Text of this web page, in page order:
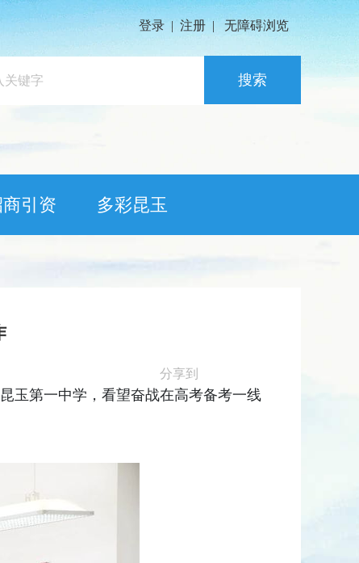
登录 | 注册 | 无障碍浏览
搜索
引资 多彩昆玉
分享到
玉第一中学，看望奋战在高考备考一线